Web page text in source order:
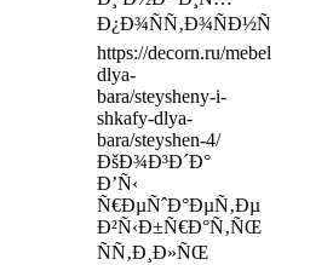
Ð¿Ð¾ÑÑ‚Ð¾ÑÐ½ÑÑ‚Ð²Ð¾
https://decorn.ru/mebel-
dlya-
bara/steysheny-i-
shkafy-dlya-
bara/steyshen-4/
ÐšÐ¾Ð³Ð´Ð°
Ð’Ñ‹
Ñ€ÐµÑˆÐ°ÐµÑ‚Ðµ
Ð²Ñ‹Ð±Ñ€Ð°Ñ‚ÑŒ
ÑÑ‚Ð¸Ð»ÑŒ